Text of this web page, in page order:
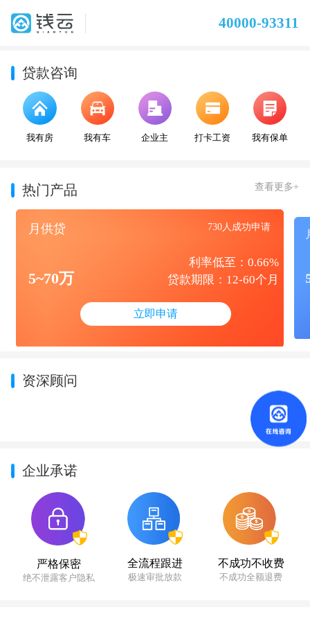
40000-93311
贷款咨询
我有房 我有车 企业主 打卡工资 我有保单
热门产品 查看更多+
月供贷 730人成功申请
5~70万
利率低至：0.66%
贷款期限：12-60个月
立即申请
资深顾问
企业承诺
严格保密
绝不泄露客户隐私
全流程跟进
极速审批放款
不成功不收费
不成功全额退费